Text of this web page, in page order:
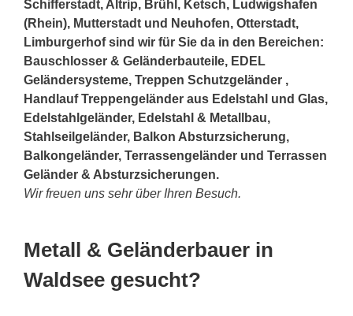
Schifferstadt, Altrip, Brühl, Ketsch, Ludwigshafen
(Rhein), Mutterstadt und Neuhofen, Otterstadt,
Limburgerhof sind wir für Sie da in den Bereichen:
Bauschlosser & Geländerbauteile, EDEL
Geländersysteme, Treppen Schutzgeländer ,
Handlauf Treppengeländer aus Edelstahl und Glas,
Edelstahlgeländer, Edelstahl & Metallbau,
Stahlseilgeländer, Balkon Absturzsicherung,
Balkongeländer, Terrassengeländer und Terrassen
Geländer & Absturzsicherungen.
Wir freuen uns sehr über Ihren Besuch.
Metall & Geländerbauer in
Waldsee gesucht?